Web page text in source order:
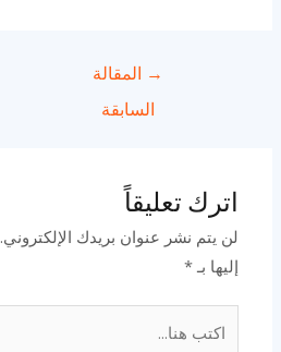
→ المقالة
السابقة
اترك تعليقاً
لن يتم نشر عنوان بريدك الإلكتروني.
إليها بـ*